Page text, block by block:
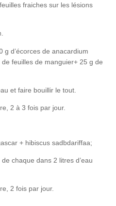
fraiches sur les lésions
d’écorces de anacardium
feuilles de manguier+ 25 g de
et faire bouillir le tout.
2 à 3 fois par jour.
+ hibiscus sadbdariffaa;
chaque dans 2 litres d’eau
2 fois par jour.